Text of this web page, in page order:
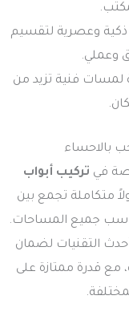
ذكية وعصرية لتقسيم
وعملي.
لمسات فنية تزيد من
بالاحساء
في تركيب أبواب
متكاملة تجمع بين
جميع المساحات.
التقنيات لضمان
مع قدرة ممتازة على